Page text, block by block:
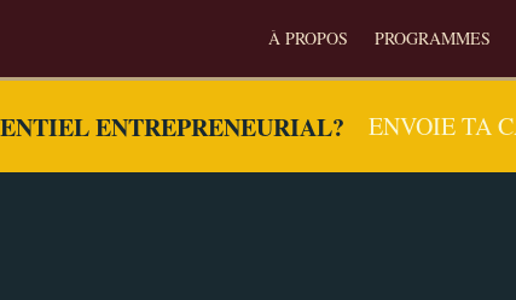
À PROPOS PROGRAMMES
ENTREPRENEURIAL? ENVOIE TA